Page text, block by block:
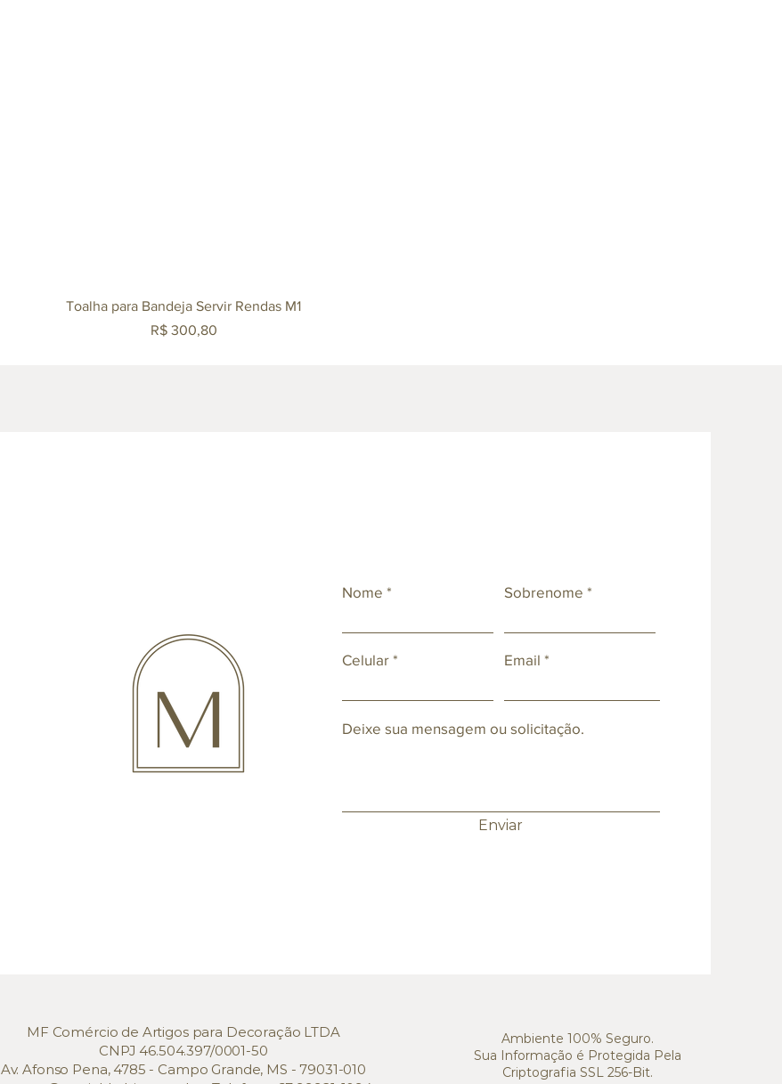
Visualização rápida
Toalha para Bandeja Servir Rendas M1
Preço
R$ 300,80
Nome Sobrenome
Celular Email
Deixe sua mensagem ou solicitação.
Enviar
MF Comércio de Artigos para Decoração LTDA
CNPJ 46.504.397/0001-50
Av. Afonso Pena, 4785 - Campo Grande, MS - 79031-010
Ambiente 100% Seguro.
Sua Informação é Protegida Pela
Criptografia SSL 256-Bit.